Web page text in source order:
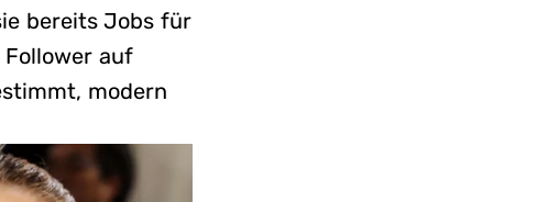
bereits Jobs für
auf
modern